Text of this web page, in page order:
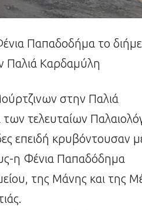
Παπαδοδήμα το
Παλιά Καρδαμύλη
στην Παλιά
τελευταίων
επειδή κρυβόντουσαν
η Φένια Παπαδόδημα
της Μάνης και της